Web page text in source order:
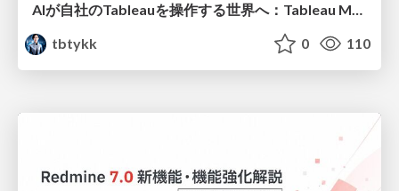
AIが自社のTableauを操作する世界へ：Tableau MCP超入門
tbtykk
0 110